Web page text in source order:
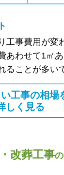
工事費用が変
あわせて1㎡
ることが多い
工事の相場
しく見る
改葬工事の